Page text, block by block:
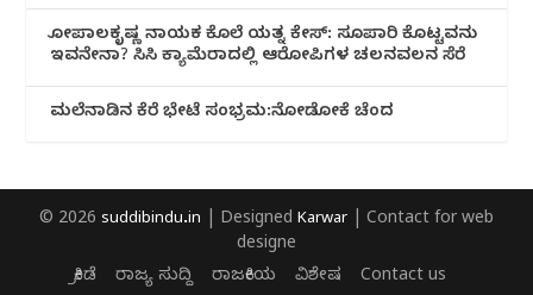
ಗೋಪಾಲಕೃಷ್ಣ ನಾಯಕ ಕೊಲೆ ಯತ್ನ ಕೇಸ್: ಸೂಪಾರಿ ಕೊಟ್ಟವನು
ಇವನೇನಾ? ಸಿಸಿ ಕ್ಯಾಮೆರಾದಲ್ಲಿ ಆರೋಪಿಗಳ ಚಲನವಲನ ಸೆರೆ
ಮಲೆನಾಡಿ‌ನ ಕೆರೆ ಭೇಟೆ ಸಂಭ್ರಮ:ನೋಡೋಕೆ ಚೆಂದ
© 2026 suddibindu.in | Designed Karwar | Contact for web
designe
ಕ್ರೀಡೆ
ರಾಜ್ಯ ಸುದ್ದಿ ರಾಜಕೀಯ ವಿಶೇಷ Contact us